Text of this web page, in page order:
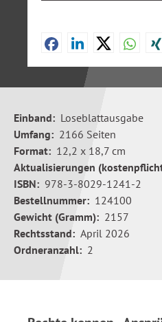
Einband: Loseblattausgabe
Umfang: 2166 Seiten
Format: 12,2 x 18,7 cm
Aktualisierungen
ISBN: 978-3-8029-1241-2
Bestellnummer: 124100
Gewicht (Gramm): 2157
Rechtsstand: April 2026
Ordneranzahl: 2